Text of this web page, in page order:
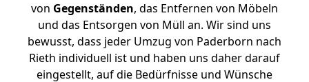
von Gegenständen, das Entfernen von Möbeln
und das Entsorgen von Müll an. Wir sind uns
bewusst, dass jeder Umzug von Paderborn nach
Rieth individuell ist und haben uns daher darauf
eingestellt, auf die Bedürfnisse und Wünsche